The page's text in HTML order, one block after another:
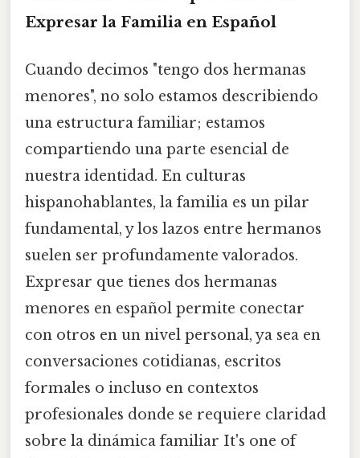
Expresar la Familia en Español
Cuando decimos "tengo dos hermanas
menores", no solo estamos describiendo
una estructura familiar; estamos
compartiendo una parte esencial de
nuestra identidad. En culturas
hispanohablantes, la familia es un pilar
fundamental, y los lazos entre hermanos
suelen ser profundamente valorados.
Expresar que tienes dos hermanas
menores en español permite conectar
con otros en un nivel personal, ya sea en
conversaciones cotidianas, escritos
formales o incluso en contextos
profesionales donde se requiere claridad
sobre la dinámica familiar It's one of